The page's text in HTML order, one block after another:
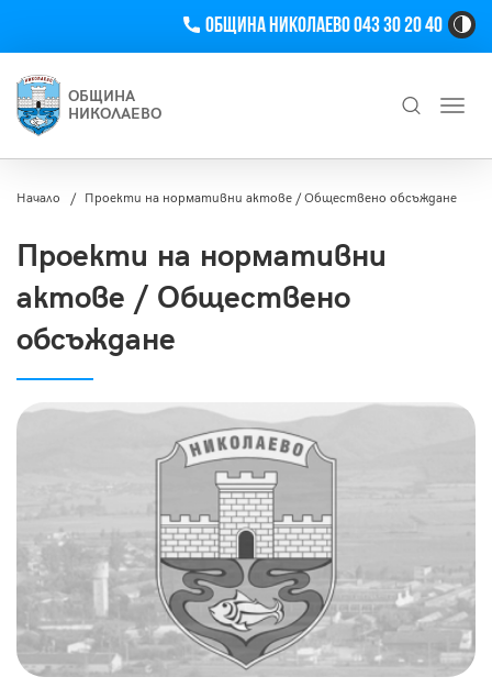
Телефон
Община Николаево 043 30 20 40
ОБЩИНА
НИКОЛАЕВО
Начало Проекти на нормативни актове / Обществено обсъждане
Проекти на нормативни
актове / Обществено
обсъждане